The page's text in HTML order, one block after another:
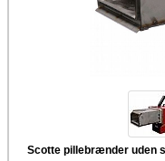
Scotte pillebrænder uden